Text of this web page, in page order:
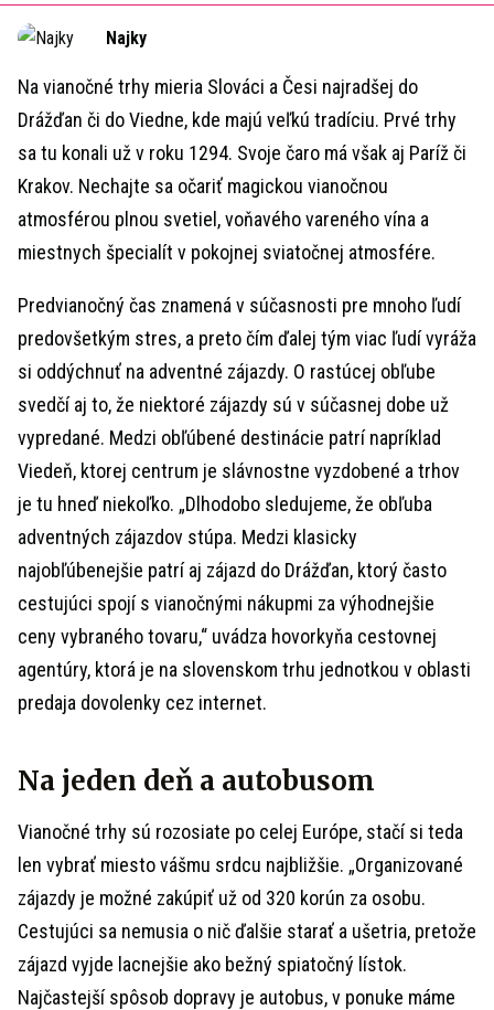
Najky
Na vianočné trhy mieria Slováci a Česi najradšej do
Drážďan či do Viedne, kde majú veľkú tradíciu. Prvé trhy
sa tu konali už v roku 1294. Svoje čaro má však aj Paríž či
Krakov. Nechajte sa očariť magickou vianočnou
atmosférou plnou svetiel, voňavého vareného vína a
miestnych špecialít v pokojnej sviatočnej atmosfére.
Predvianočný čas znamená v súčasnosti pre mnoho ľudí
predovšetkým stres, a preto čím ďalej tým viac ľudí vyráža
si oddýchnuť na adventné zájazdy. O rastúcej obľube
svedčí aj to, že niektoré zájazdy sú v súčasnej dobe už
vypredané. Medzi obľúbené destinácie patrí napríklad
Viedeň, ktorej centrum je slávnostne vyzdobené a trhov
je tu hneď niekoľko. „Dlhodobo sledujeme, že obľuba
adventných zájazdov stúpa. Medzi klasicky
najobľúbenejšie patrí aj zájazd do Drážďan, ktorý často
cestujúci spojí s vianočnými nákupmi za výhodnejšie
ceny vybraného tovaru,“ uvádza hovorkyňa cestovnej
agentúry, ktorá je na slovenskom trhu jednotkou v oblasti
predaja dovolenky cez internet.
Na jeden deň a autobusom
Vianočné trhy sú rozosiate po celej Európe, stačí si teda
len vybrať miesto vášmu srdcu najbližšie. „Organizované
zájazdy je možné zakúpiť už od 320 korún za osobu.
Cestujúci sa nemusia o nič ďalšie starať a ušetria, pretože
zájazd vyjde lacnejšie ako bežný spiatočný lístok.
Najčastejší spôsob dopravy je autobus, v ponuke máme